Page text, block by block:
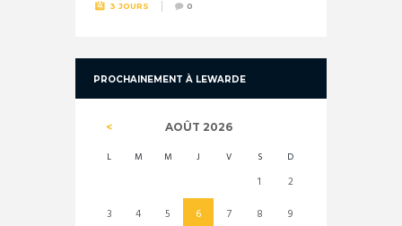
3 JOURS 0
PROCHAINEMENT À LEWARDE
AOÛT 2026
L M M J V S D
1
2
3
4 5 6 7 8
9